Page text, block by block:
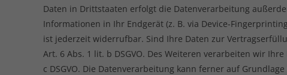
Daten in Drittstaaten erfolgt die Datenverarbeitung
Informationen in Ihr Endgerät (z. B. via Device-
ist jederzeit widerrufbar. Sind Ihre Daten zur
Art. 6 Abs. 1 lit. b DSGVO. Des Weiteren verarbeiten wir
c DSGVO. Die Datenverarbeitung kann ferner auf